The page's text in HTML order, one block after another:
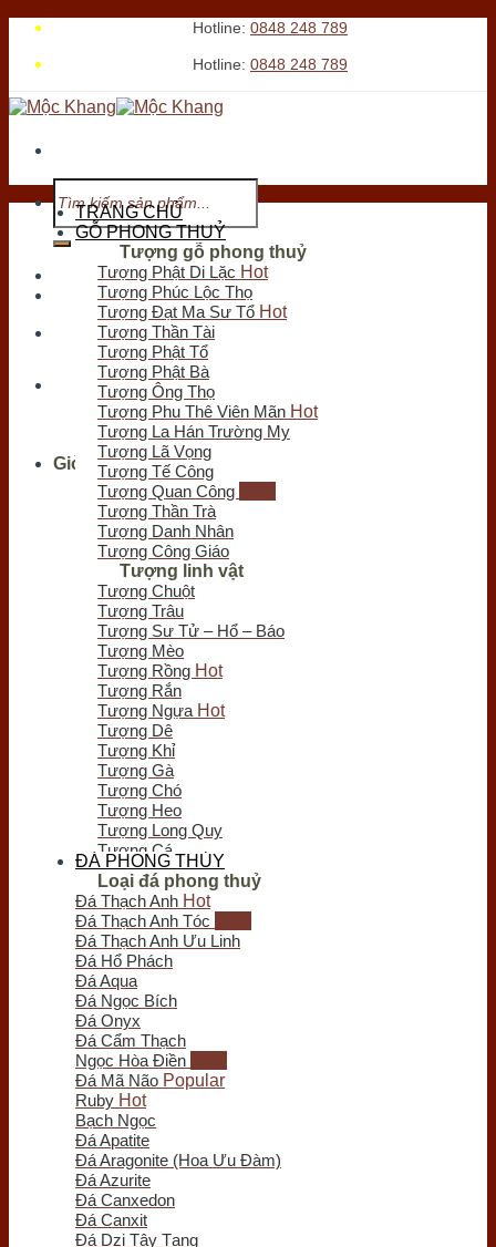
Skip
content
Hotline: 0848 248 789
Hotline: 0848 248 789
Tìm
kiếm:
Tới xem cửa hàng
Chưa có sản phẩm trong giỏ hàng.
Tìm
kiếm:
Giỏ hàng
Chưa có sản phẩm trong giỏ hàng.
TRANG CHỦ
GỖ PHONG THUỶ
Tượng gỗ phong thuỷ
Tượng Phật Di Lặc
Tượng Phúc Lộc Thọ
Tượng Đạt Ma Sư Tổ
Tượng Thần Tài
Tượng Phật Tổ
Tượng Phật Bà
Tượng Ông Thọ
Tượng Phu Thê Viên Mãn
Tượng La Hán Trường My
Tượng Lã Vọng
Tượng Tế Công
Tượng Quan Công
Tượng Thần Trà
Tượng Danh Nhân
Tượng Công Giáo
Tượng linh vật
Tượng Chuột
Tượng Trâu
Tượng Sư Tử – Hổ – Báo
Tượng Mèo
Tượng Rồng
Tượng Rắn
Tượng Ngựa
Tượng Dê
Tượng Khỉ
Tượng Gà
Tượng Chó
Tượng Heo
Tượng Long Quy
Tượng Cá
Tượng Bò Tót
Tượng Chim
Tượng Nghê - Kỳ Lân
Tượng Thiềm Thừ
Tượng Tỳ Hưu
Tượng Voi
Trầm hương
Trầm Hương Phong Thủy
Tượng Trầm Hương
Vòng Tay Trầm Hương
Nụ - Nhang - Tinh Dầu Trầm Hương
Lư Xông Trầm
Sản phẩm khác
Chum Phú Quý
Lục Bình Gỗ
Quà Tặng Trang Trí
Tranh Gỗ
Tiểu Cảnh Gỗ
Bình Hoa Gỗ
ĐÁ PHONG THỦY
Loại đá phong thuỷ
Đá Thạch Anh
Đá Thạch Anh Tóc
Đá Thạch Anh Ưu Linh
Đá Hổ Phách
Đá Aqua
Đá Ngọc Bích
Đá Onyx
Đá Cẩm Thạch
Ngọc Hòa Điền
Đá Mã Não
Ruby
Bạch Ngọc
Đá Apatite
Đá Aragonite (Hoa Ưu Đàm)
Đá Azurite
Đá Canxedon
Đá Canxit
Đá Dzi Tây Tạng